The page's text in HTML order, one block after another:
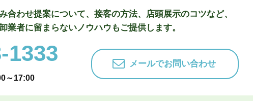
合わせ提案について、接客の方法、店頭展示のコツなど、
業者に留まらないノウハウもご提供します。
1333
～17:00
メールでお問い合わせ